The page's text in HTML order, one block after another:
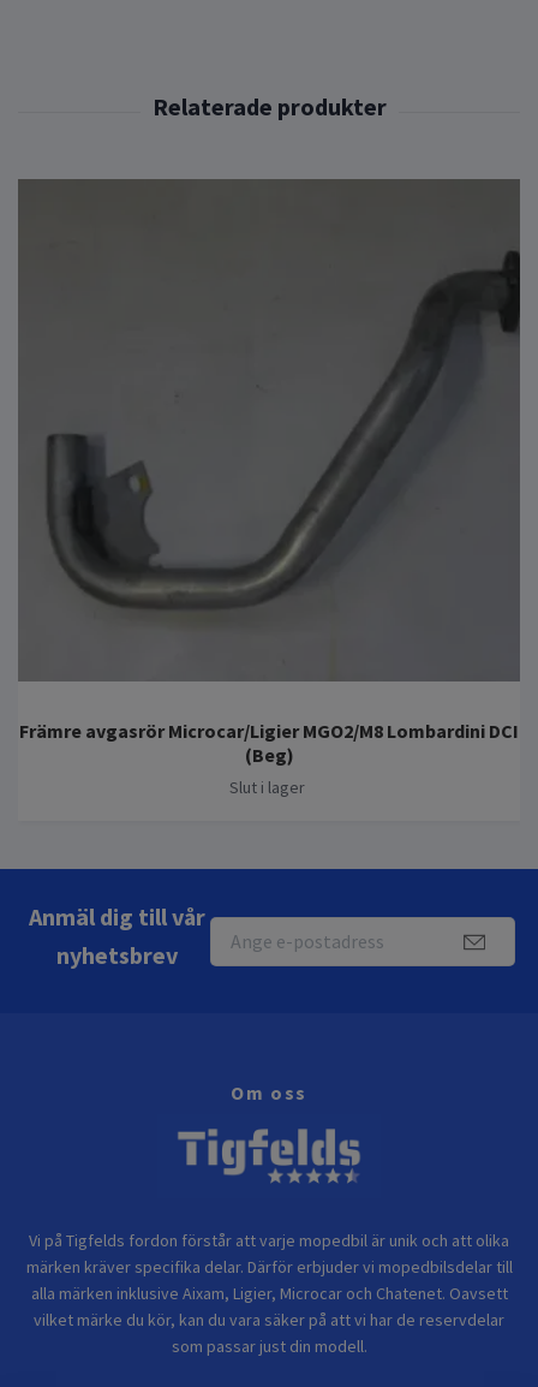
Främre avgasrör Microcar/Ligier MGO2/M8 Lombardini DCI
(Beg)
Slut i lager
Anmäl dig till vår
nyhetsbrev
Om oss
Vi på Tigfelds fordon förstår att varje mopedbil är unik och att olika
märken kräver specifika delar. Därför erbjuder vi mopedbilsdelar till
alla märken inklusive Aixam, Ligier, Microcar och Chatenet. Oavsett
vilket märke du kör, kan du vara säker på att vi har de reservdelar
som passar just din modell.